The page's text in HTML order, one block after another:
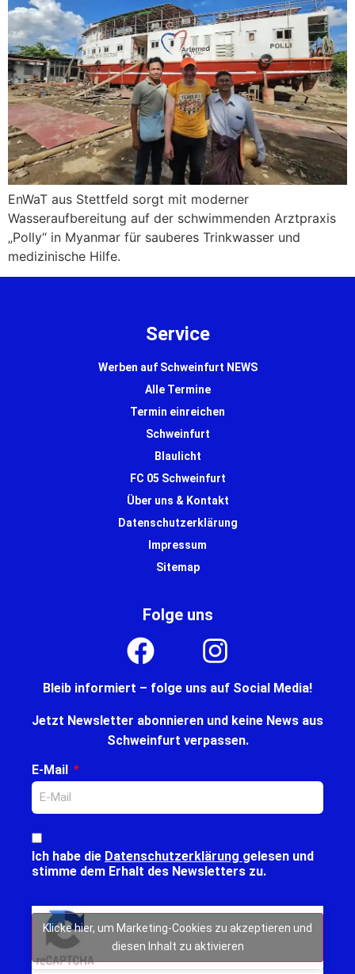
EnWaT aus Stettfeld sorgt mit moderner
Wasseraufbereitung auf der schwimmenden Arztpraxis
„Polly“ in Myanmar für sauberes Trinkwasser und
medizinische Hilfe.
Service
Werben auf Schweinfurt NEWS
Alle Termine
Termin einreichen
Schweinfurt
Blaulicht
FC 05 Schweinfurt
Über uns & Kontakt
Datenschutzerklärung
Impressum
Sitemap
Folge uns
Bleib informiert – folge uns auf Social Media!
Jetzt Newsletter abonnieren und keine News aus
Schweinfurt verpassen.
E-Mail
Ich habe die Datenschutzerklärung gelesen und
stimme dem Erhalt des Newsletters zu.
Klicke hier, um Marketing-Cookies zu akzeptieren und
diesen Inhalt zu aktivieren